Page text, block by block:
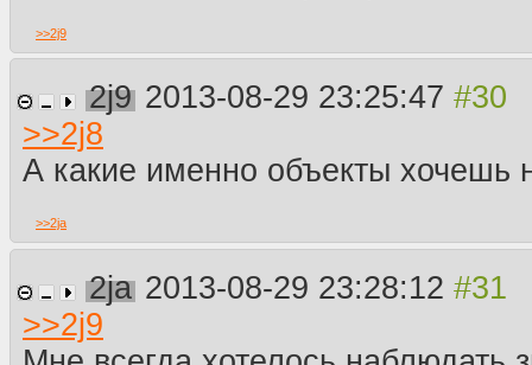
>>2j9
2j9 2013-08-29 23:25:47
>>2j8
А какие именно объекты хочешь
>>2ja
2ja 2013-08-29 23:28:12
>>2j9